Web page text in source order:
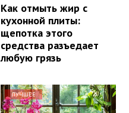
Как отмыть жир с
кухонной плиты:
щепотка этого
средства разъедает
любую грязь
ЛУЧШЕЕ